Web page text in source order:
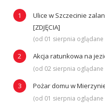
Ulice w Szczecinie
[ZDJĘCIA]
(od 01 sierpnia oglądane
Akcja ratunkowa na
(od 02 sierpnia oglądane
Pożar domu w
(od 01 sierpnia oglądane